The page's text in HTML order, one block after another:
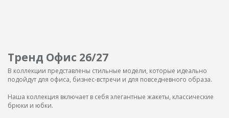
Тренд Офис 26/27
В коллекции представлены стильные модели, которые идеально
подойдут для офиса, бизнес-встречи и для повседневного образа.
Наша коллекция включает в себя элегантные жакеты, классические
брюки и юбки.